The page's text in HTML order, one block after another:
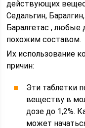
действующих
Седальгин,
Баралгетас , любые
похожим составом.
Их использование
причин:
Эти таблетки
веществу в
дозе до 1,2%.
может